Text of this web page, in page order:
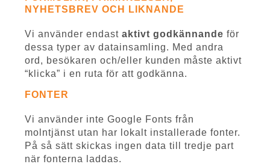
NYHETSBREV OCH LIKNANDE
Vi använder endastaktivt godkännande för
dessa typer av datainsamling. Med andra
ord, besökaren och/eller kunden måste aktivt
“klicka” i en ruta för att godkänna.
FONTER
Vi använder inte Google Fonts från
molntjänst utan har lokalt installerade fonter.
På så sätt skickas ingen data till tredje part
när fonterna laddas.